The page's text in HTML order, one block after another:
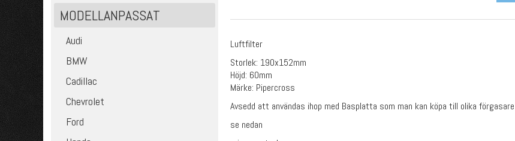
MODELLANPASSAT
Audi
BMW
Cadillac
Chevrolet
Ford
Luftfilter
Storlek: 190x152mm
Höjd: 60mm
Märke: Pipercross
Avsedd att användas ihop med Basplatta som man kan köpa till olika förgasare
se nedan